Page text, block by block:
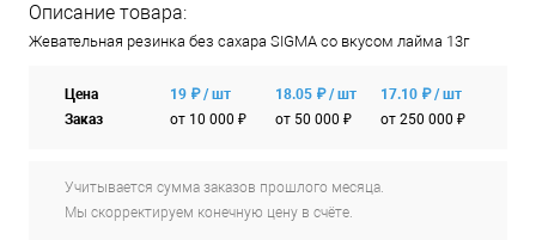
Описание товара:
Жевательная резинка без сахара SIGMA со вкусом лайма 13г
Цена
Заказ
19 ₽ / шт
от 10 000 ₽
18.05 ₽ / шт
от 50 000 ₽
17.10 ₽ / шт
от 250 000 ₽
Учитывается сумма заказов прошлого месяца.
Мы скорректируем конечную цену в счёте.